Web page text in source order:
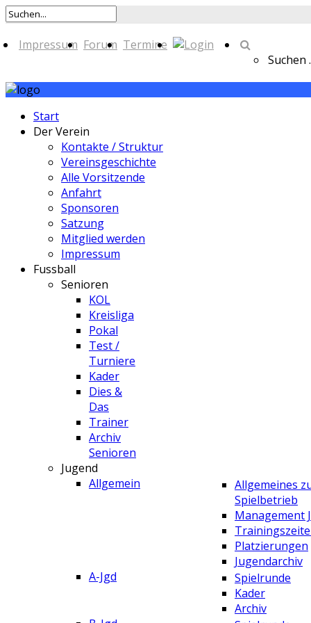
Impressum Forum Termine
Suchen
Start
Der Verein
Kontakte / Struktur
Vereinsgeschichte
Alle Vorsitzende
Anfahrt
Sponsoren
Satzung
Mitglied werden
Impressum
Fussball
Senioren
KOL
Kreisliga
Pokal
Test /
Turniere
Kader
Dies &
Das
Trainer
Archiv
Senioren
Jugend
Allgemein
Allgemeines
Spielbetrieb
Management
Platzierungen
Jugendarchiv
A-Jgd
Spielrunde
Kader
Archiv